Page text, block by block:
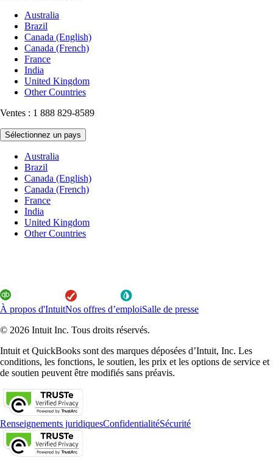
Australia
Brazil
Canada (English)
Canada (French)
France
India
United Kingdom
Other Countries
Ventes : 1 888 829-8589
Sélectionnez un pays
Australia
Brazil
Canada (English)
Canada (French)
France
India
United Kingdom
Other Countries
À propos d'IntuitNos offres d’emploiSalle de presse
© 2026 Intuit Inc. Tous droits réservés.
Intuit et QuickBooks sont des marques déposées d’Intuit, Inc. Les
conditions, les fonctions, le soutien, les prix et les options de service et
de soutien peuvent être modifiés sans préavis.
Renseignements juridiquesConfidentialitéSécurité